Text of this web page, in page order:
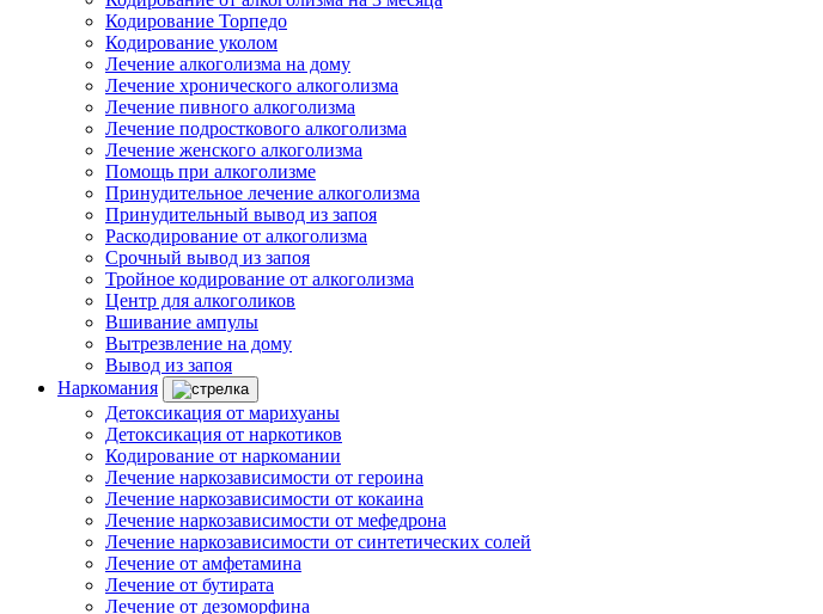
Кодирование Торпедо
Кодирование уколом
Лечение алкоголизма на дому
Лечение хронического алкоголизма
Лечение пивного алкоголизма
Лечение подросткового алкоголизма
Лечение женского алкоголизма
Помощь при алкоголизме
Принудительное лечение алкоголизма
Принудительный вывод из запоя
Раскодирование от алкоголизма
Срочный вывод из запоя
Тройное кодирование от алкоголизма
Центр для алкоголиков
Вшивание ампулы
Вытрезвление на дому
Вывод из запоя
Наркомания
Детоксикация от марихуаны
Детоксикация от наркотиков
Кодирование от наркомании
Лечение наркозависимости от героина
Лечение наркозависимости от кокаина
Лечение наркозависимости от мефедрона
Лечение наркозависимости от синтетических солей
Лечение от амфетамина
Лечение от бутирата
Лечение от дезоморфина